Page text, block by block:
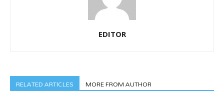
EDITOR
RELATED ARTICLES MORE FROM AUTHOR